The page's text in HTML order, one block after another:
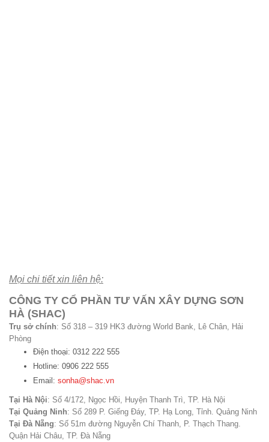
Mọi chi tiết xin liên hệ:
CÔNG TY CỔ PHẦN TƯ VẤN XÂY DỰNG SƠN
HÀ (SHAC)
Trụ sở chính: Số 318 – 319 HK3 đường World Bank, Lê Chân, Hải
Phòng
Điện thoại: 0312 222 555
Hotline: 0906 222 555
Email: sonha@shac.vn
Tại Hà Nội: Số 4/172, Ngọc Hồi, Huyện Thanh Trì, TP. Hà Nội
Tại Quảng Ninh: Số 289 P. Giếng Đáy, TP. Hạ Long, Tỉnh. Quảng Ninh
Tại Đà Nẵng: Số 51m đường Nguyễn Chí Thanh, P. Thạch Thang.
Quận Hải Châu, TP. Đà Nẵng